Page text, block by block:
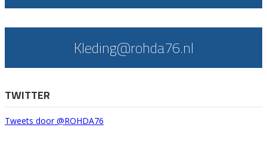
Kleding@rohda76.nl
TWITTER
Tweets door @ROHDA76